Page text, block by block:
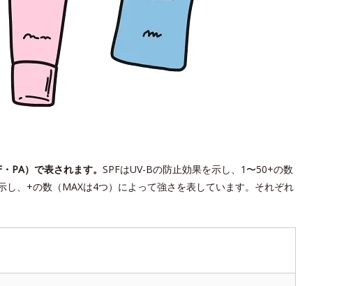
PA）で表されます。 SPFはUV-Bの防止効果を示し、1〜50+の数
、+の数（MAXは4つ）によって強さを表しています。それぞれ